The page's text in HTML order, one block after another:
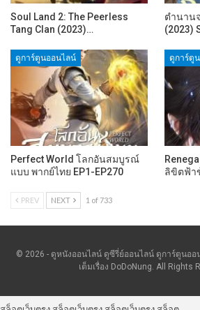
Soul Land 2: The Peerless
Tang Clan (2023)…
ตำนาน
(2023)
ดูการ์ตูนออนไลน์
Perfect World โลกอันสมบูรณ์
แบบ พากย์ไทย EP1-EP270
ดูการ์ตู
ลิขิตฟ้า
PREV NEXT 1 of 733
© 2026 - ดูหนังออนไลน์ ดูซีรี่ย์ออนไลน์ ดูการ์ตูนออ
เต็มเรื่อง DoDoNung. All Rights